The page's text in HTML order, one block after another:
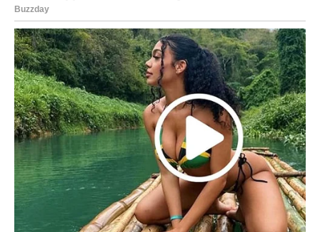
Ako ste danas sretniji nego što ste bili tada, nemojte
dozvoliti da vas prošlost udalji od svega što ste izgradili.
Ponekad se bivše ljubavi vraćaju samo da biste konačno
dobili odgovore koje ste tražili.
Da biste zatvorili jedno poglavlje.
I nastavili dalje bez ikakvih sumnji.
To je također važan dio sudbine.